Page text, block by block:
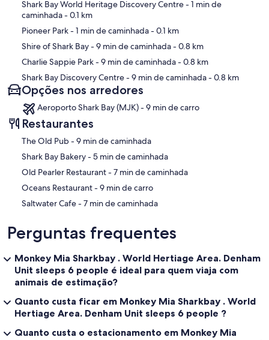
Mapa
Shark Bay World Heritage Discovery Centre- 1 min de
caminhada- 0.1 km
Pioneer Park- 1 min de caminhada- 0.1 km
Shire of Shark Bay- 9 min de caminhada- 0.8 km
Charlie Sappie Park- 9 min de caminhada- 0.8 km
Shark Bay Discovery Centre- 9 min de caminhada- 0.8 km
Opções nos arredores
Aeroporto Shark Bay (MJK) - 9 min de carro
Restaurantes
‪The Old Pub - ‬9 min de caminhada
‪Shark Bay Bakery - ‬5 min de caminhada
‪Old Pearler Restaurant - ‬7 min de caminhada
‪Oceans Restaurant - ‬9 min de carro
‪Saltwater Cafe - ‬7 min de caminhada
Perguntas frequentes
Monkey Mia Sharkbay . World Hertiage Area. Denham
Unit sleeps 6 people é ideal para quem viaja com
animais de estimação?
Quanto custa ficar em Monkey Mia Sharkbay . World
Hertiage Area. Denham Unit sleeps 6 people ?
Quanto custa o estacionamento em Monkey Mia